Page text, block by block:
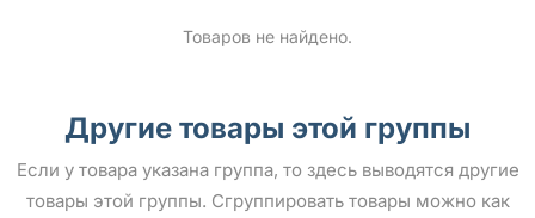
Товаров не найдено.
Другие товары этой группы
Если у товара указана группа, то здесь выводятся другие
товары этой группы. Сгруппировать товары можно как